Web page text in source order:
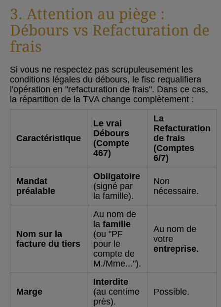
3. Attention au piège :
Débours vs Refacturation de
frais
Si vous ne respectez pas scrupuleusement les
conditions légales du débours, le fisc requalifiera
l'opération en "refacturation de frais". Dans ce cas,
la répartition de la TVA change complètement :
Caractéristique
Le vrai
Débours
(Compte
467)
La
Refacturation
de frais
(Comptes
6/7)
Mandat
préalable
Obligatoire
(signé par
la famille).
Non
nécessaire.
Nom sur la
facture du tiers
Au nom de
la famille
(ou "PF
pour le
compte de
M./Mme...").
Au nom de
votre
entreprise.
Marge
Interdite
(au centime
près).
Possible.